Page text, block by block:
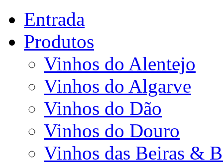
Entrada
Produtos
Vinhos do Alentejo
Vinhos do Algarve
Vinhos do Dão
Vinhos do Douro
Vinhos das Beiras &